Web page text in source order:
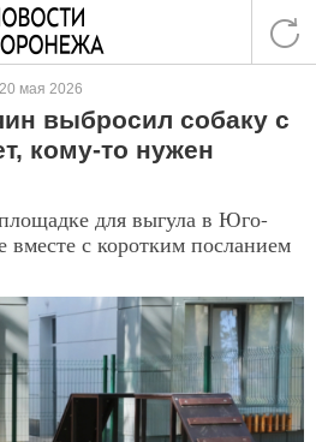
20 мая 2026
выбросил собаку с
кому-то нужен
для выгула в Юго-
вместе с коротким посланием